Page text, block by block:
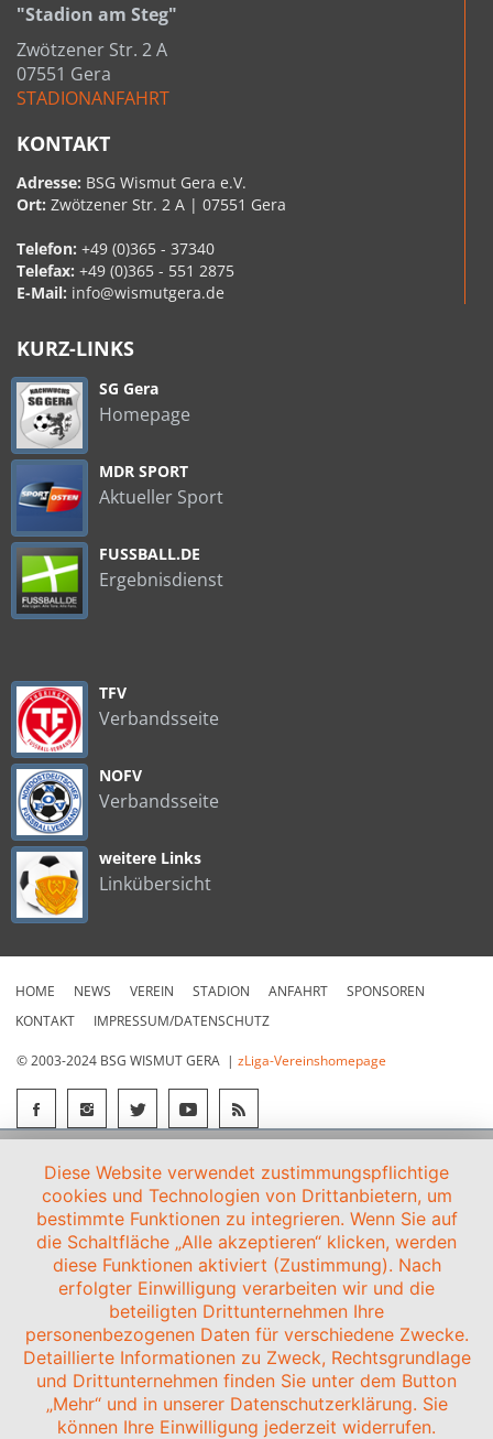
"Stadion am Steg"
Zwötzener Str. 2 A
07551 Gera
STADIONANFAHRT
KONTAKT
Adresse: BSG Wismut Gera e.V.
Ort: Zwötzener Str. 2 A | 07551 Gera
Telefon: +49 (0)365 - 37340
Telefax: +49 (0)365 - 551 2875
E-Mail: info@wismutgera.de
KURZ-LINKS
SG Gera
Homepage
MDR SPORT
Aktueller Sport
FUSSBALL.DE
Ergebnisdienst
TFV
Verbandsseite
NOFV
Verbandsseite
weitere Links
Linkübersicht
HOME NEWS VEREIN STADION ANFAHRT
SPONSOREN
KONTAKT
IMPRESSUM/DATENSCHUTZ
© 2003-2024 BSG WISMUT GERA | zLiga-Vereinshomepage
Diese Website verwendet zustimmungspflichtige
cookies und Technologien von Drittanbietern, um
bestimmte Funktionen zu integrieren. Wenn Sie auf
die Schaltfläche „Alle akzeptieren“ klicken, werden
diese Funktionen aktiviert (Zustimmung). Nach
erfolgter Einwilligung verarbeiten wir und die
beteiligten Drittunternehmen Ihre
personenbezogenen Daten für verschiedene Zwecke.
Detaillierte Informationen zu Zweck, Rechtsgrundlage
und Drittunternehmen finden Sie unter dem Button
„Mehr“ und in unserer Datenschutzerklärung. Sie
können Ihre Einwilligung jederzeit widerrufen.